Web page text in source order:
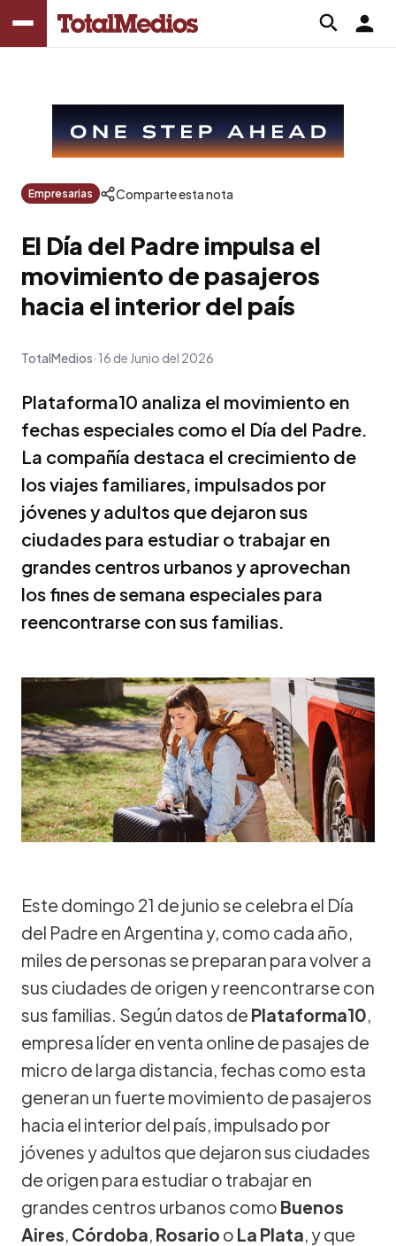
Empresarias Comparte esta nota
El Día del Padre impulsa el
movimiento de pasajeros
hacia el interior del país
TotalMedios 16 de Junio del 2026
Plataforma10 analiza el movimiento en
fechas especiales como el Día del Padre.
La compañía destaca el crecimiento de
los viajes familiares, impulsados por
jóvenes y adultos que dejaron sus
ciudades para estudiar o trabajar en
grandes centros urbanos y aprovechan
los fines de semana especiales para
reencontrarse con sus familias.
Este domingo 21 de junio se celebra el Día
del Padre en Argentina y, como cada año,
miles de personas se preparan para volver a
sus ciudades de origen y reencontrarse con
sus familias. Según datos de Plataforma10,
empresa líder en venta online de pasajes de
micro de larga distancia, fechas como esta
generan un fuerte movimiento de pasajeros
hacia el interior del país, impulsado por
jóvenes y adultos que dejaron sus ciudades
de origen para estudiar o trabajar en
grandes centros urbanos como Buenos
Aires, Córdoba, Rosario o La Plata, y que